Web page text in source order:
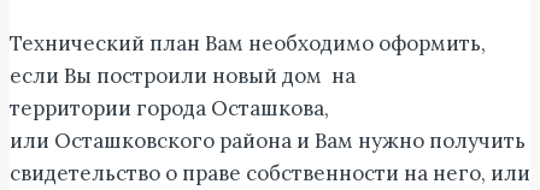
Технический план Вам необходимо оформить,
если Вы построили новый дом на
территории города Осташкова,
или Осташковского района и Вам нужно получить
свидетельство о праве собственности на него, или